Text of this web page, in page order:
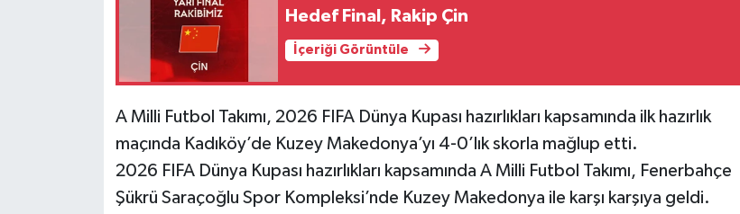
Hedef Final, Rakip Çin
İçeriği Görüntüle
A Milli Futbol Takımı, 2026 FIFA Dünya Kupası hazırlıkları kapsamında ilk hazırlık
maçında Kadıköy’de Kuzey Makedonya’yı 4-0’lık skorla mağlup etti.
2026 FIFA Dünya Kupası hazırlıkları kapsamında A Milli Futbol Takımı, Fenerbahçe
Şükrü Saraçoğlu Spor Kompleksi’nde Kuzey Makedonya ile karşı karşıya geldi.